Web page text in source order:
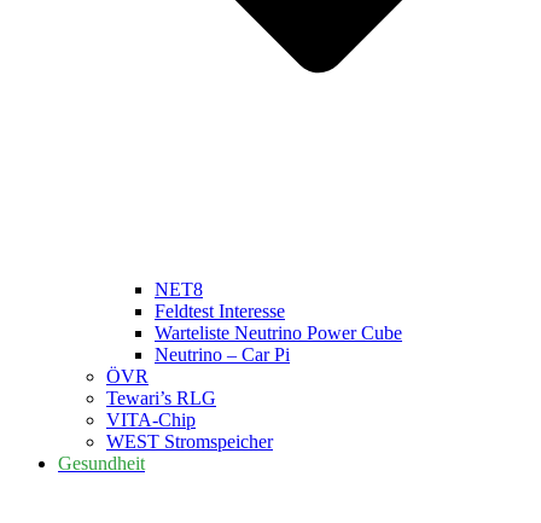
NET8
Feldtest Interesse
Warteliste Neutrino Power Cube
Neutrino – Car Pi
ÖVR
Tewari’s RLG
VITA-Chip
WEST Stromspeicher
Gesundheit